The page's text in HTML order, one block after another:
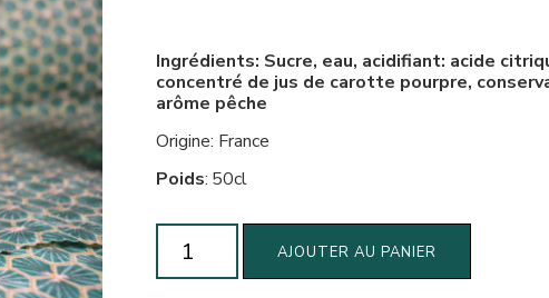
Ingrédients: Sucre, eau, acidifiant: acide
concentré de jus de carotte pourpre,
arôme pêche
Origine: France
Poids: 50cl
quantité
AJOUTER AU PANIER